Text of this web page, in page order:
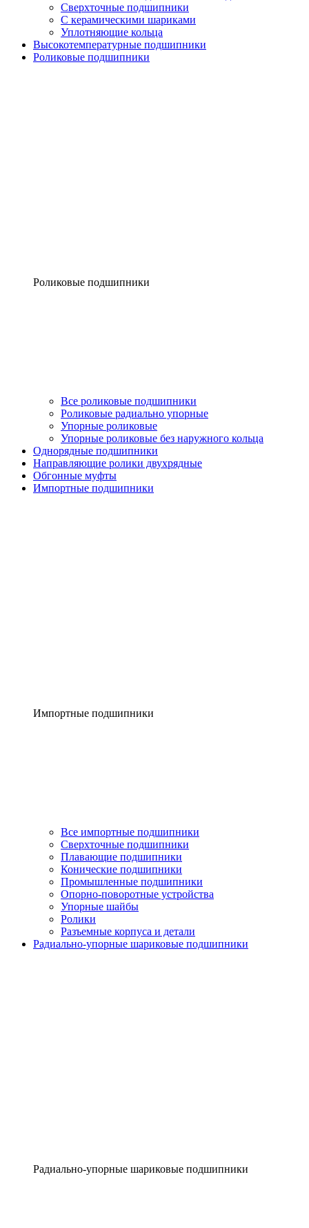
Сверхточные подшипники
С керамическими шариками
Уплотняющие кольца
Высокотемпературные подшипники
Роликовые подшипники
Роликовые подшипники
Все роликовые подшипники
Роликовые радиально упорные
Упорные роликовые
Упорные роликовые без наружного кольца
Однорядные подшипники
Направляющие ролики двухрядные
Обгонные муфты
Импортные подшипники
Импортные подшипники
Все импортные подшипники
Сверхточные подшипники
Плавающие подшипники
Конические подшипники
Промышленные подшипники
Опорно-поворотные устройства
Упорные шайбы
Ролики
Разъемные корпуса и детали
Радиально-упорные шариковые подшипники
Радиально-упорные шариковые подшипники